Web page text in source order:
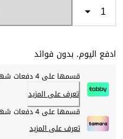
ادفع اليوم. بدون فوائد
قسمها على 4 دفعات شهرية بقيمة
تعرف على المزيد
قسمها على 4 دفعات شهرية بقيمة
تعرف على المزيد